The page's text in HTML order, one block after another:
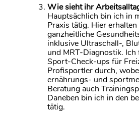
Wie sieht ihr
Hauptsächlich bin ich in
Praxis tätig. Hier
ganzheitliche
inklusive Ultraschall-,
und MRT-Diagnostik. Ich
Sport-Check-ups für
Profisportler durch,
ernährungs- und
Beratung auch
Daneben bin ich in den
tätig.